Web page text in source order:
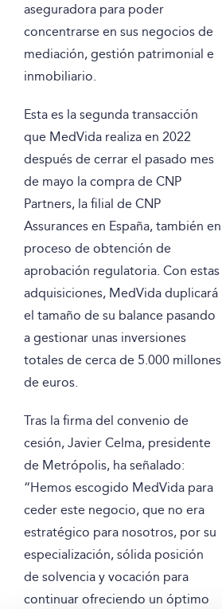
aseguradora para poder
concentrarse en sus negocios de
mediación, gestión patrimonial e
inmobiliario.
Esta es la segunda transacción
que MedVida realiza en 2022
después de cerrar el pasado mes
de mayo la compra de CNP
Partners, la filial de CNP
Assurances en España, también en
proceso de obtención de
aprobación regulatoria. Con estas
adquisiciones, MedVida duplicará
el tamaño de su balance pasando
a gestionar unas inversiones
totales de cerca de 5.000 millones
de euros.
Tras la firma del convenio de
cesión, Javier Celma, presidente
de Metrópolis, ha señalado:
“Hemos escogido MedVida para
ceder este negocio, que no era
estratégico para nosotros, por su
especialización, sólida posición
de solvencia y vocación para
continuar ofreciendo un óptimo